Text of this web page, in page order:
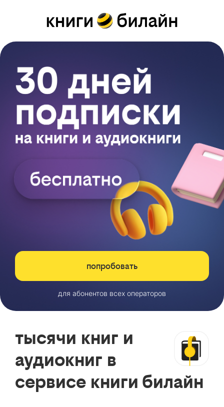
попробовать
для абонентов всех операторов
тысячи книг и
аудиокниг в
сервисе книги билайн